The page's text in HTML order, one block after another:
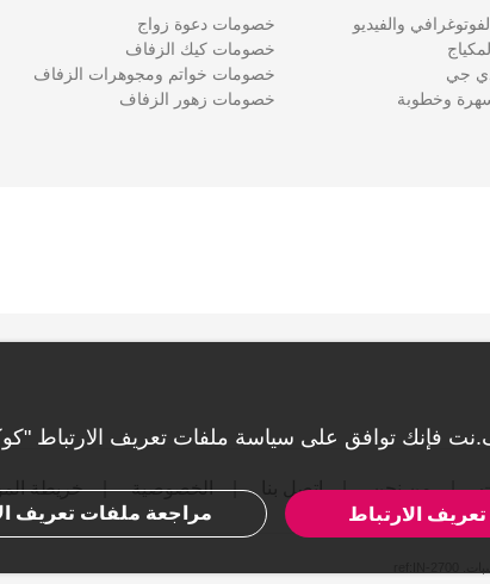
والفيديو خصومات دعوة زواج
خصومات كيك الزفاف
جي خصومات خواتم ومجوهرات الزفاف
وخطوبة خصومات زهور الزفاف
من نحن اتصل بنا الخصوصية خريطة
فإنك توافق على سياسة ملفات تعريف الارتباط
الارتباط مراجعة ملفات تعريف